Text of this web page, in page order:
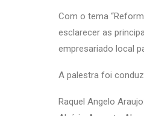
Com o tema
esclarecer as
empresariado local
A palestra foi
Raquel Angelo